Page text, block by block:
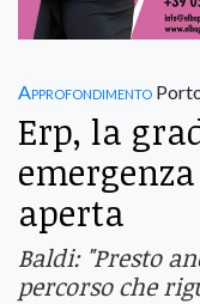
Approfondimento
Erp, la
aperta
Baldi: "Presto
percorso che